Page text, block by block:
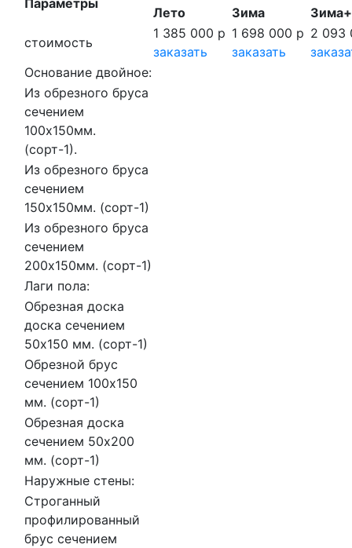
Параметры
Лето
Зима
Зима+
стоимость
1 385 000 р
заказать
1 698 000 р
заказать
2 093
Основание двойное:
Из обрезного бруса
сечением
100х150мм.
(сорт-1).
Из обрезного бруса
сечением
150х150мм. (сорт-1)
Из обрезного бруса
сечением
200х150мм. (сорт-1)
Лаги пола:
Обрезная доска
доска сечением
50х150 мм. (сорт-1)
Обрезной брус
сечением 100х150
мм. (сорт-1)
Обрезная доска
сечением 50х200
мм. (сорт-1)
Наружные стены:
Строганный
профилированный
брус сечением